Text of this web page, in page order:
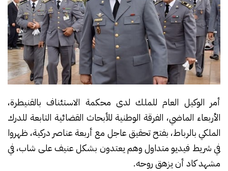
أمر الوكيل العام للملك لدى محكمة الاستئناف بالقنيطرة،
الأربعاء الماضي، الفرقة الوطنية للأبحاث القضائية التابعة للدرك
الملكي بالرباط، بفتح تحقيق عاجل مع أربعة عناصر دركية، ظهروا
في شريط فيديو متداول وهم يعتدون بشكل عنيف على شاب، في
مشهد كاد أن يزهق روحه.